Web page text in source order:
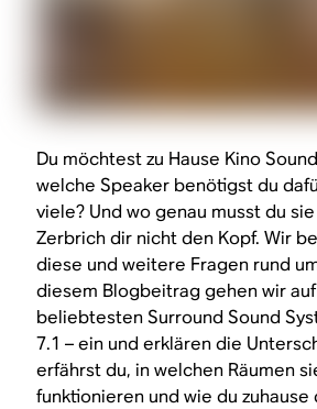
Du möchtest zu Hause Kino
welche Speaker benötigst du
viele? Und wo genau musst du
Zerbrich dir nicht den Kopf. Wir
diese und weitere Fragen rund
diesem Blogbeitrag gehen wir
beliebtesten Surround Sound
7.1 – ein und erklären die
erfährst du, in welchen Räumen
funktionieren und wie du